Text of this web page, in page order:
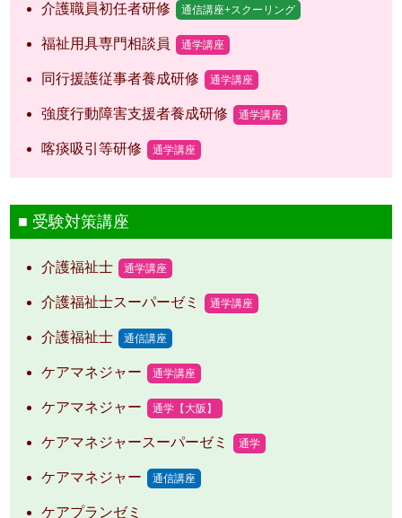
介護職員初任者研修 通信講座+スクーリング
福祉用具専門相談員 通学講座
同行援護従事者養成研修 通学講座
強度行動障害支援者養成研修 通学講座
喀痰吸引等研修 通学講座
受験対策講座
介護福祉士 通学講座
介護福祉士スーパーゼミ 通学講座
介護福祉士 通信講座
ケアマネジャー 通学講座
ケアマネジャー 通学【大阪】
ケアマネジャースーパーゼミ 通学
ケアマネジャー 通信講座
ケアプランゼミ